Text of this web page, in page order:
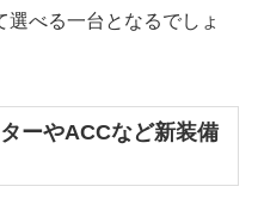
べる一台となるでしょ
ーやACCなど新装備